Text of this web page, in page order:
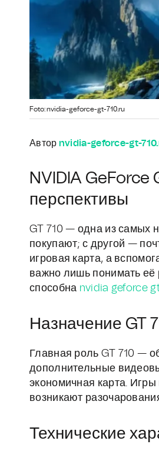
Foto: nvidia-geforce-gt-710.ru
Автор nvidia-geforce-gt-
NVIDIA GeForce
перспективы
GT 710 — одна из самых
покупают; с другой —
игровая карта, а
важно лишь понимать её
способна nvidia geforce
Назначение GT
Главная роль GT 710 —
дополнительные
экономичная карта.
возникают
Технические